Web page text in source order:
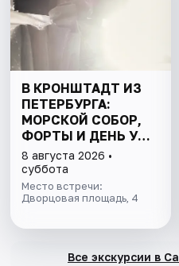
В КРОНШТАДТ ИЗ
ПЕТЕРБУРГА:
МОРСКОЙ СОБОР,
ФОРТЫ И ДЕНЬ У
ФИНСКОГО ЗАЛИВА.
ВСЁ ВКЛЮЧЕНО
8 августа 2026 •
суббота
Место встречи:
Дворцовая площадь, 4
Все экскурсии в